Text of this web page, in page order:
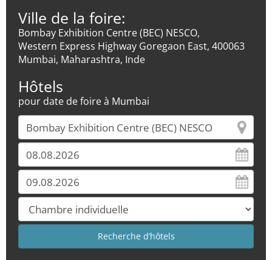
Ville de la foire:
Bombay Exhibition Centre (BEC) NESCO,
Western Express Highway Goregaon East, 400063
Mumbai, Maharashtra, Inde
Hôtels
pour date de foire à Mumbai